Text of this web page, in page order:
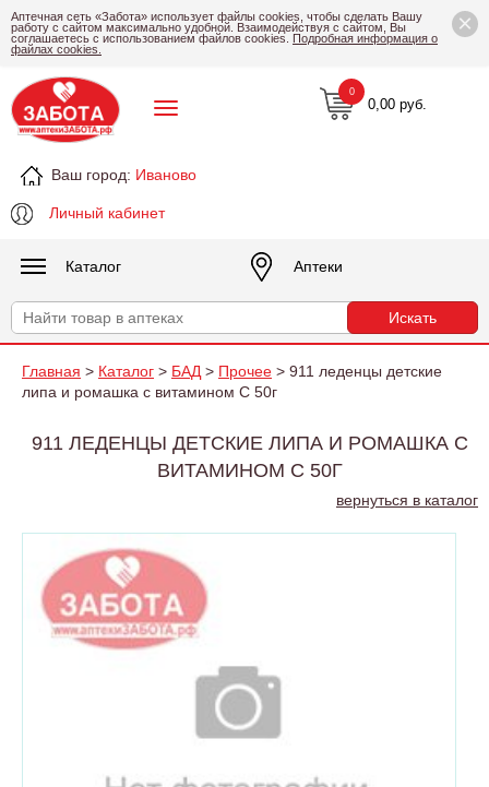
×
Аптечная сеть «Забота» использует файлы cookies, чтобы сделать Вашу
работу с сайтом максимально удобной. Взаимодействуя с сайтом, Вы
соглашаетесь с использованием файлов cookies. Подробная информация о
файлах cookies.
Ваш город: Иваново
Личный кабинет
0,00 руб.
0
Каталог Аптеки
Главная > Каталог > БАД > Прочее > 911 леденцы детские
липа и ромашка с витамином С 50г
911 ЛЕДЕНЦЫ ДЕТСКИЕ ЛИПА И РОМАШКА С
ВИТАМИНОМ С 50Г
вернуться в каталог